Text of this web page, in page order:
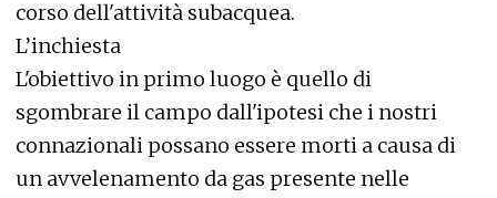
corso dell'attività subacquea.
L’inchiesta
L'obiettivo in primo luogo è quello di
sgombrare il campo dall'ipotesi che i nostri
connazionali possano essere morti a causa di
un avvelenamento da gas presente nelle